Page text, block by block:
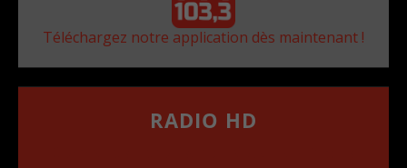
Téléchargez notre application dès maintenant !
RADIO HD